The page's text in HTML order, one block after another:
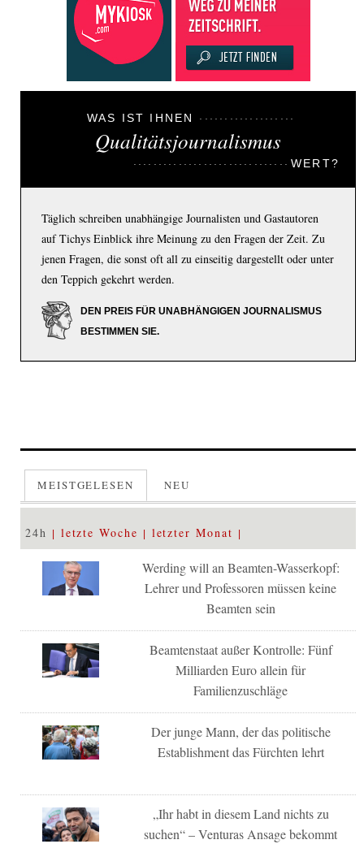
WAS IST IHNEN
Qualitätsjournalismus
WERT?
Täglich schreiben unabhängige Journalisten und Gastautoren
auf Tichys Einblick ihre Meinung zu den Fragen der Zeit. Zu
jenen Fragen, die sonst oft all zu einseitig dargestellt oder unter
den Teppich gekehrt werden.
DEN PREIS FÜR UNABHÄNGIGEN JOURNALISMUS
BESTIMMEN SIE.
MEISTGELESEN NEU
24h letzte Woche letzter Monat
Werding will an Beamten-Wasserkopf:
Lehrer und Professoren müssen keine
Beamten sein
Beamtenstaat außer Kontrolle: Fünf
Milliarden Euro allein für
Familienzuschläge
Der junge Mann, der das politische
Establishment das Fürchten lehrt
„Ihr habt in diesem Land nichts zu
suchen“ – Venturas Ansage bekommt